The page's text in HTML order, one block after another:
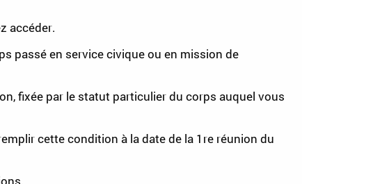
accéder.
passé en service civique ou en mission de
fixée par le statut particulier du corps auquel vous
cette condition à la date de la 1 re réunion du